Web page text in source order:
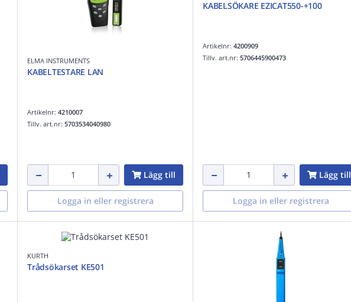
ELMA INSTRUMENTS
KABELTESTARE LAN
Artikelnr: 4210007
Tillv. art.nr: 5703534040980
Lägg till
Logga in eller registrera
KABELSÖKARE EZICAT550-+100
Artikelnr: 4200909
Tillv. art.nr: 5706445900473
Lägg till
Logga in eller registrera
KURTH
Trådsökarset KE501